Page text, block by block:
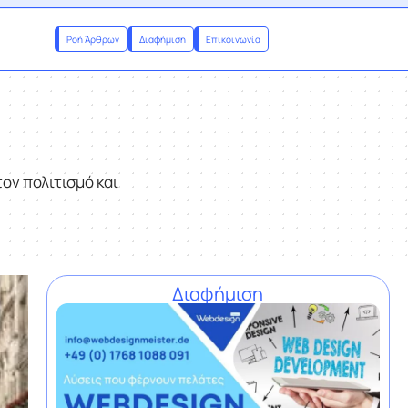
Ροή Άρθρων Διαφήμιση Επικοινωνία
πολιτισμό και
Διαφήμιση